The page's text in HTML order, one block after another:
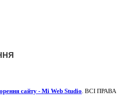
сайту - Mi Web Studio . ВСІ ПРАВА